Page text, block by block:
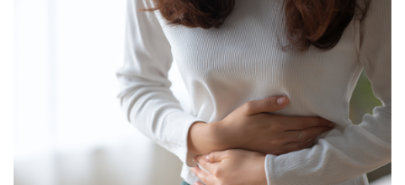
Я согласен на обработку моих персональных данных